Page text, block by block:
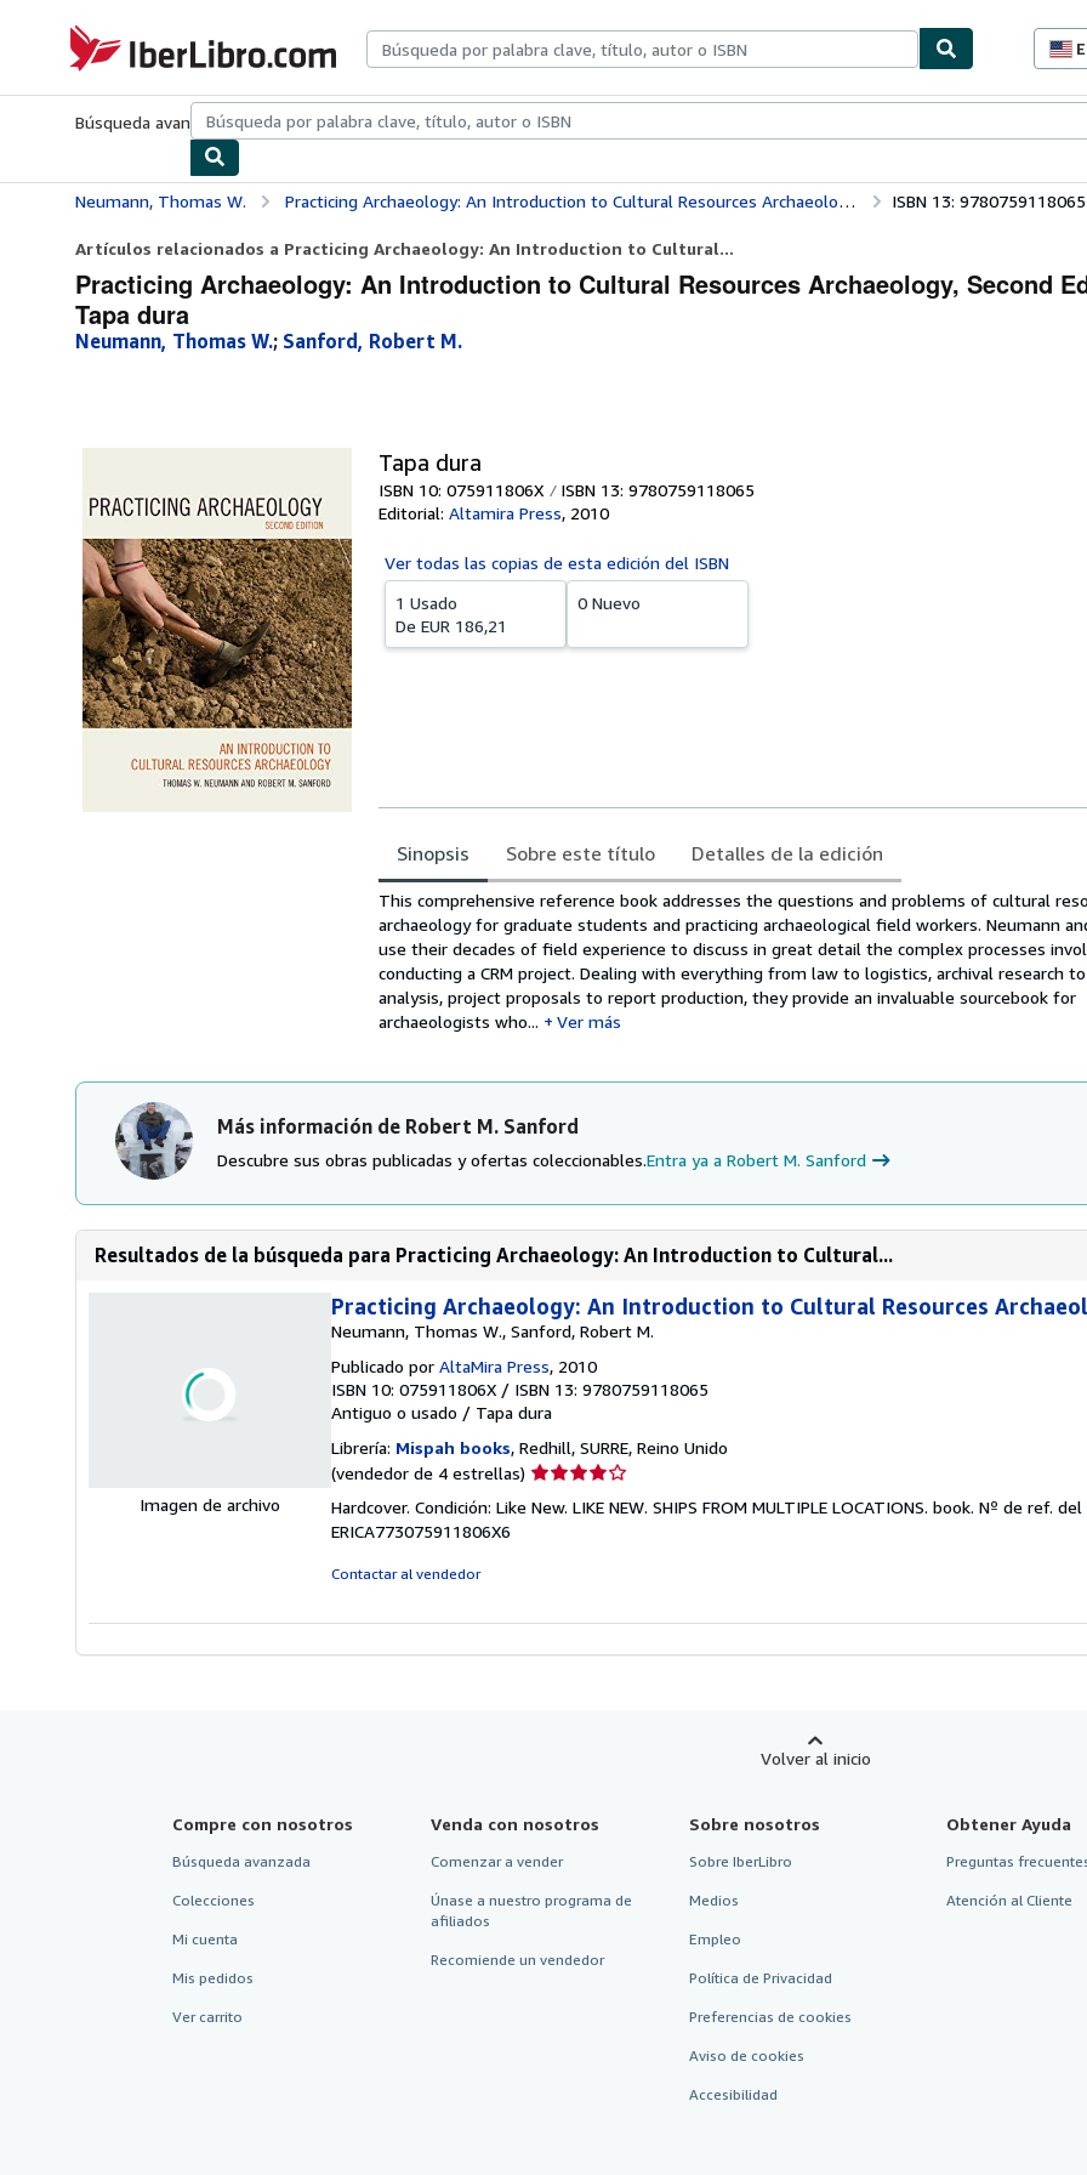
IberLibro.com
Búsqueda avanzadaColecciones Libros antiguosArte y coleccionismo
Neumann, Thomas W. Practicing Archaeology: An Introduction to Cultural Resources Archaeology, Second Edition ISBN 13: 9780759118065
Artículos relacionados a Practicing Archaeology: An Introduction to Cultural...
Practicing Archaeology: An Introduction to Cultural Resources Archaeology, Second
Tapa dura
Neumann, Thomas W.; Sanford, Robert M.
Tapa dura
ISBN 10: 075911806X ISBN 13: 9780759118065
Editorial: Altamira Press, 2010
Ver todas las copias de esta edición del ISBN
1 Usado
De EUR 186,21
0 Nuevo
Sinopsis Sobre este título Detalles de la edición
Sinopsis
This comprehensive reference book addresses the questions and problems of cultural
archaeology for graduate students and practicing archaeological field workers. Neumann
use their decades of field experience to discuss in great detail the complex processes
conducting a CRM project. Dealing with everything from law to logistics, archival research
analysis, project proposals to report production, they provide an invaluable sourcebook for
archaeologists who...
Ver más
Más información de Robert M. Sanford
Descubre sus obras publicadas y ofertas coleccionables.Entra ya a Robert M. Sanford
Resultados de la búsqueda para Practicing Archaeology: An Introduction to Cultural...
Imagen de archivo
Practicing Archaeology: An Introduction to Cultural Resources
Neumann, Thomas W., Sanford, Robert M.
Publicado por AltaMira Press, 2010
ISBN 10: 075911806X / ISBN 13: 9780759118065
Antiguo o usado / Tapa dura
Librería: Mispah books, Redhill, SURRE, Reino Unido
(vendedor de 4 estrellas) Calificación
vendedor:
Hardcover. Condición: Like New. LIKE NEW. SHIPS FROM MULTIPLE LOCATIONS. book. Nº de ref. del
ERICA773075911806X6
Contactar al vendedor
Volver al inicio
Compre con nosotros
Búsqueda avanzada
Colecciones
Mi cuenta
Mis pedidos
Ver carrito
Venda con nosotros
Comenzar a vender
Únase a nuestro programa de
afiliados
Recomiende un vendedor
Sobre nosotros
Sobre IberLibro
Medios
Empleo
Política de Privacidad
Preferencias de cookies
Aviso de cookies
Accesibilidad
Obtener Ayuda
Preguntas
Atención al Cliente